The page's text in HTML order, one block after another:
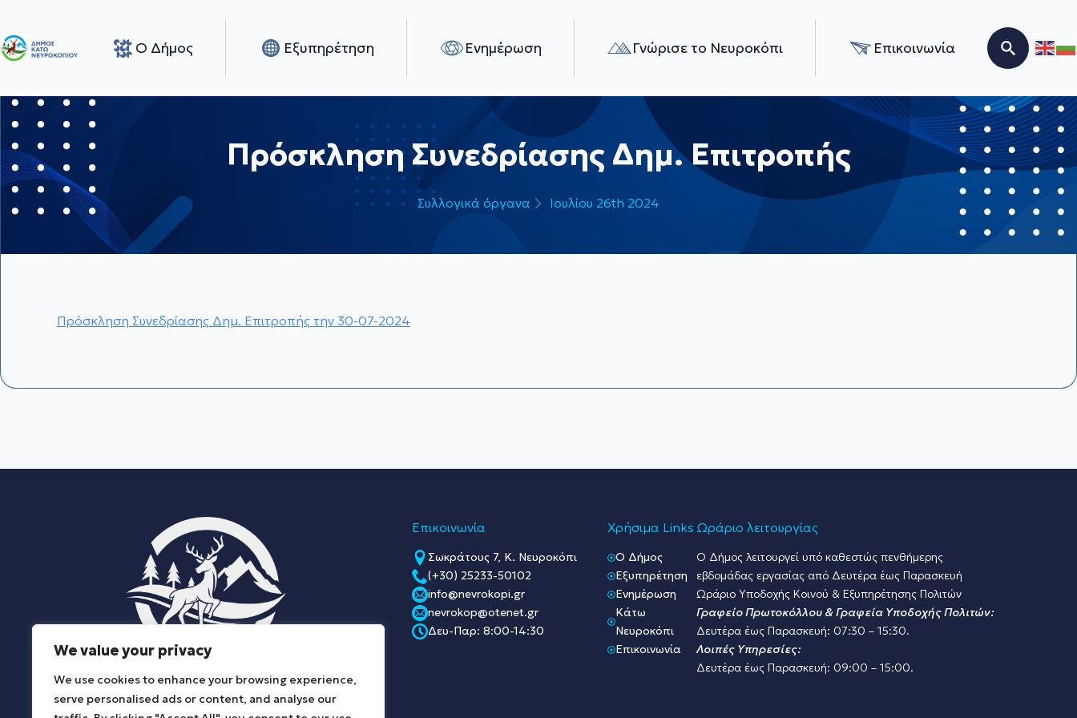
We value your privacy
We use cookies to enhance your browsing experience,
serve personalised ads or content, and analyse our
Ο Δήμος Εξυπηρέτηση Ενημέρωση Γνώρισε το Νευροκόπι
Επικοινωνία
Search for:
Πρόσκληση Συνεδρίασης Δημ. Επιτροπής
Συλλογικά όργανα Ιουλίου 26th 2024
Πρόσκληση Συνεδρίασης Δημ. Επιτροπής την 30-07-2024
ΔΗΜΟΣ ΚΑΤΩ ΝΕΥΡΟΚΟΠΙΟΥ
Επικοινωνία
Σωκράτους 7, Κ. Νευροκόπι
(+30) 25233-50102
info@nevrokopi.gr
nevrokop@otenet.gr
Δευ-Παρ: 8:00-14:30
Χρήσιμα Links
O Δήμος
Εξυπηρέτηση
Ενημέρωση
Κάτω
Νευροκόπι
Επικοινωνία
Ωράριο λειτουργίας
Ο Δήμος λειτουργεί υπό καθεστώς πενθήμερης
εβδομάδας εργασίας από Δευτέρα έως Παρασκευή
Ωράριο Υποδοχής Κοινού & Εξυπηρέτησης Πολιτών
Γραφείο Πρωτοκόλλου & Γραφεία Υποδοχής Πολιτών:
Δευτέρα έως Παρασκευή: 07:30 – 15:30.
Λοιπές Υπηρεσίες:
Δευτέρα έως Παρασκευή: 09:00 – 15:00.